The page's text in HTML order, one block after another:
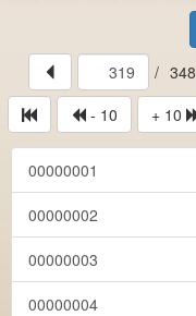
/ 348
- 10
+ 10
00000001
00000002
00000003
00000004